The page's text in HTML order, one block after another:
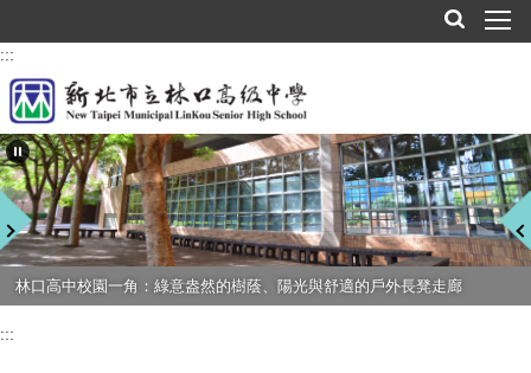
到
主
要
內
容
區
:::
林口高中校園一角：綠意盎然的樹蔭、陽光與舒適的戶外長凳走廊
:::